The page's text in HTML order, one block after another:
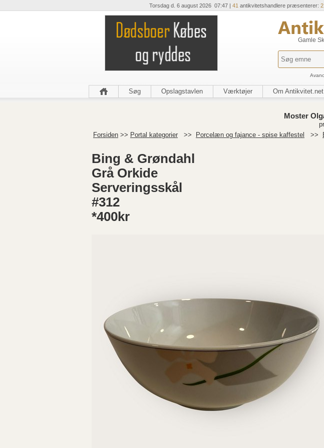
Torsdag d. 6 august 2026 07:47 | 41 antikvitetshandlere præsenterer:
Gamle
Søg Opslagstavlen Værktøjer Om Antikvitet.net
Moster
Forsiden >> Portal kategorier >> Porcelæn og fajance - spise kaffestel >>
Bing & Grøndahl
Grå Orkide
Serveringsskål
#312
*400kr